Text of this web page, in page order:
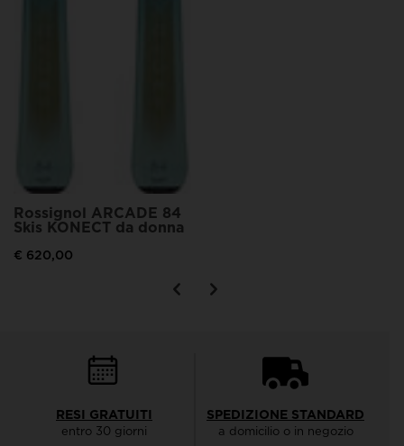
Rossignol ARCADE 84
Skis KONECT da donna
€ 620,00
RESI GRATUITI
entro 30 giorni
SPEDIZIONE STANDARD
a domicilio o in negozio